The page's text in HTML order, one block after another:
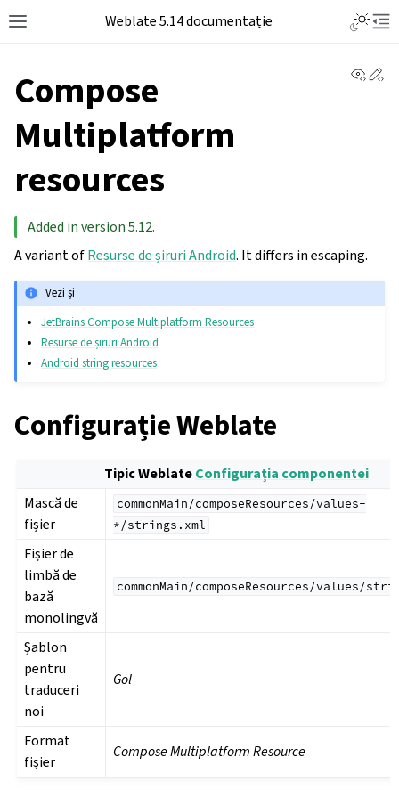
Weblate 5.14 documentație
Compose
Multiplatform
resources
Added in version 5.12.
A variant ofResurse de șiruri Android. It differs in escaping.
Vezi și
JetBrains Compose Multiplatform Resources
Resurse de șiruri Android
Android string resources
Configurație Weblate
Tipic WeblateConfigurația componentei
Mască de
fișier
commonMain/composeResources/values-
*/strings.xml
Fișier de
limbă de
bază
monolingvă
commonMain/composeResources/values/
Șablon
pentru
traduceri
noi
Gol
Format
fișier
Compose Multiplatform Resource